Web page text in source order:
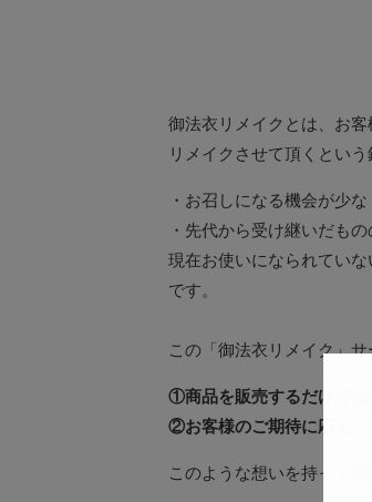
御法衣リメイクとは、お
リメイクさせて頂くとい
・お召しになる機会が少
・先代から受け継いだも
現在お使いになられてい
です。
この「御法衣リメイク」
①商品を販売するだけでな
②お客様のご期待に応え、
このような想いを持って